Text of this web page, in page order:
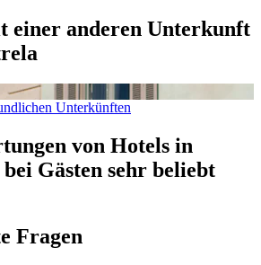
einer anderen Unterkunft
Unterkünften
von Hotels in
Gästen sehr beliebt
Fragen